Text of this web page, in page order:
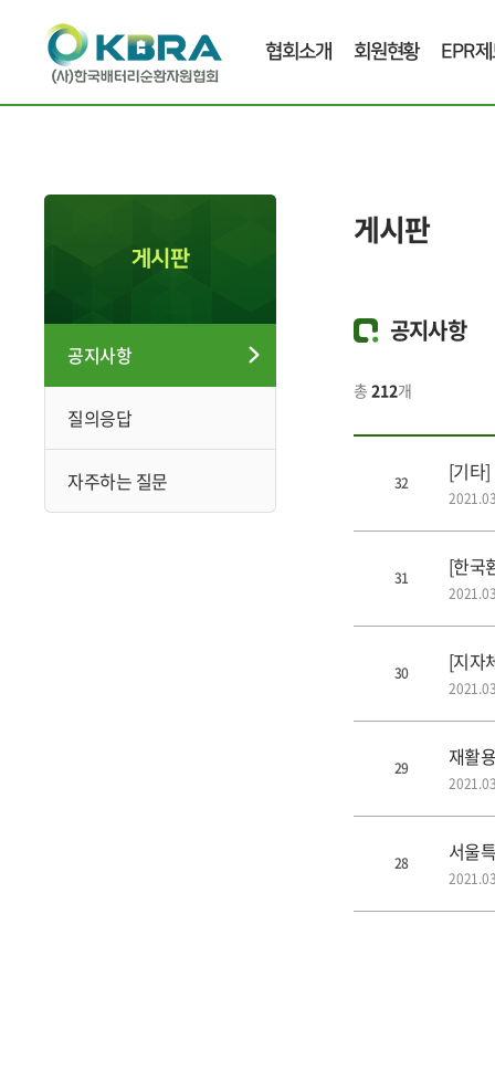
협회소개 회원현황 EPR
게시판
공지사항
질의응답
자주하는 질문
게시판
공지사항
총 212개
32 [기타
31 [한국
30 [지자
29 재활
28 서울